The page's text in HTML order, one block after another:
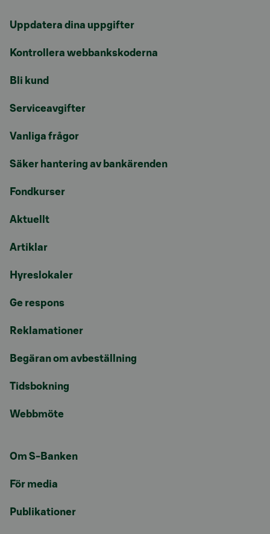
Uppdatera dina uppgifter
Kontrollera webbankskoderna
Bli kund
Serviceavgifter
Vanliga frågor
Säker hantering av bankärenden
Fondkurser
Aktuellt
Artiklar
Hyreslokaler
Ge respons
Reklamationer
Begäran om avbeställning
Tidsbokning
Webbmöte
Om S-Banken
För media
Publikationer